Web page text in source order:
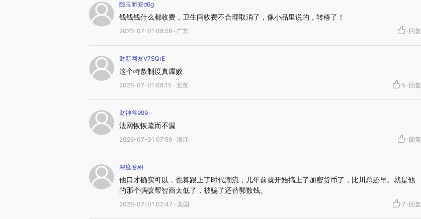
随玉而安d6g
钱钱钱什么都收费，卫生间收费不合理取消了，像小品里说的，转移了！
2026-07-01 08:58 · 广东 · 回复
财新网友V7SQrE
这个特赦制度真腐败
2026-07-01 08:15 · 北京 5 · 回复
财神爷999
法网恢恢疏而不漏
2026-07-01 07:59 · 浙江 · 回复
深度卷积
他口才确实可以，也算跟上了时代潮流，几年前就开始搞上了加密货币了，比川总还早。就是他
的那个蚂蚁帮智商太低了，被骗了还替郭数钱。
2026-07-01 02:47 · 美国 7 · 回复